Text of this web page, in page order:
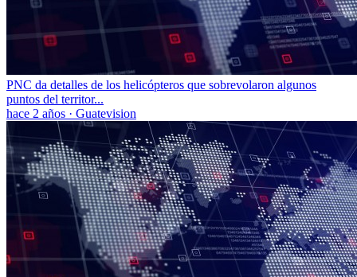
PNC da detalles de los helicópteros que sobrevolaron algunos
puntos del territor...
hace 2 años · Guatevision